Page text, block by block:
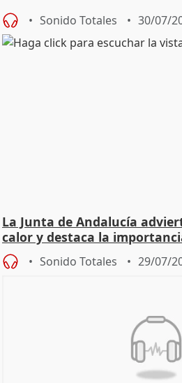
Sonido Totales 30/07/
La Junta de Andalucía
calor y destaca la
Sonido Totales 29/07/